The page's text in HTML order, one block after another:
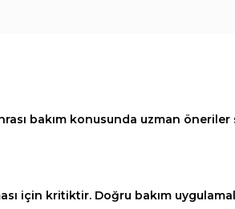
bakım konusunda uzman öneriler
için kritiktir. Doğru bakım